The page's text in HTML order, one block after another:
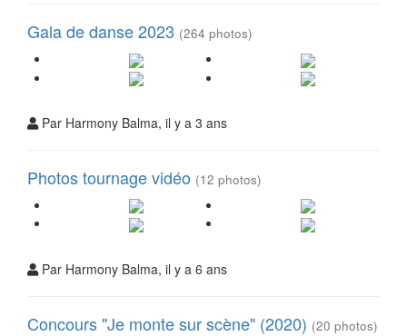
Gala de danse 2023 (264 photos)
Par Harmony Balma, il y a 3 ans
Photos tournage vidéo (12 photos)
Par Harmony Balma, il y a 6 ans
Concours "Je monte sur scène" (2020) (20 photos)